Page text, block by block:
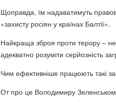
Щоправда, їм надаватимуть
«захисту росіян у країнах Балтії».
Найкраща зброя проти терору –
адекватно розуміти серйозність
Чим ефективніше працюють такі
От про це Володимиру